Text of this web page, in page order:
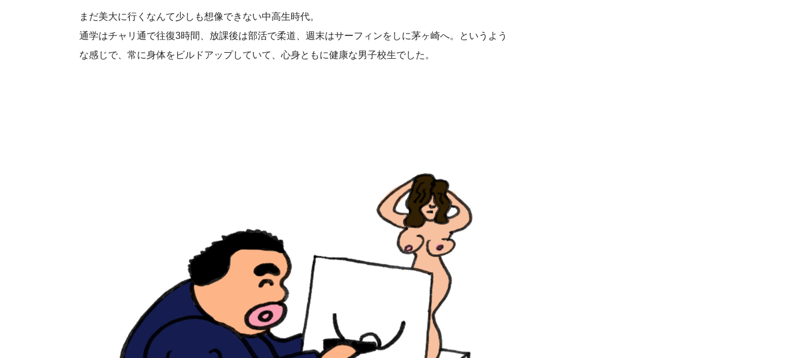
まだ美大に行くなんて少しも想像できない中高生時代。
通学はチャリ通で往復3時間、放課後は部活で柔道、週末はサーフィンをしに茅ヶ崎へ。というよう
な感じで、常に身体をビルドアップしていて、心身ともに健康な男子校生でした。